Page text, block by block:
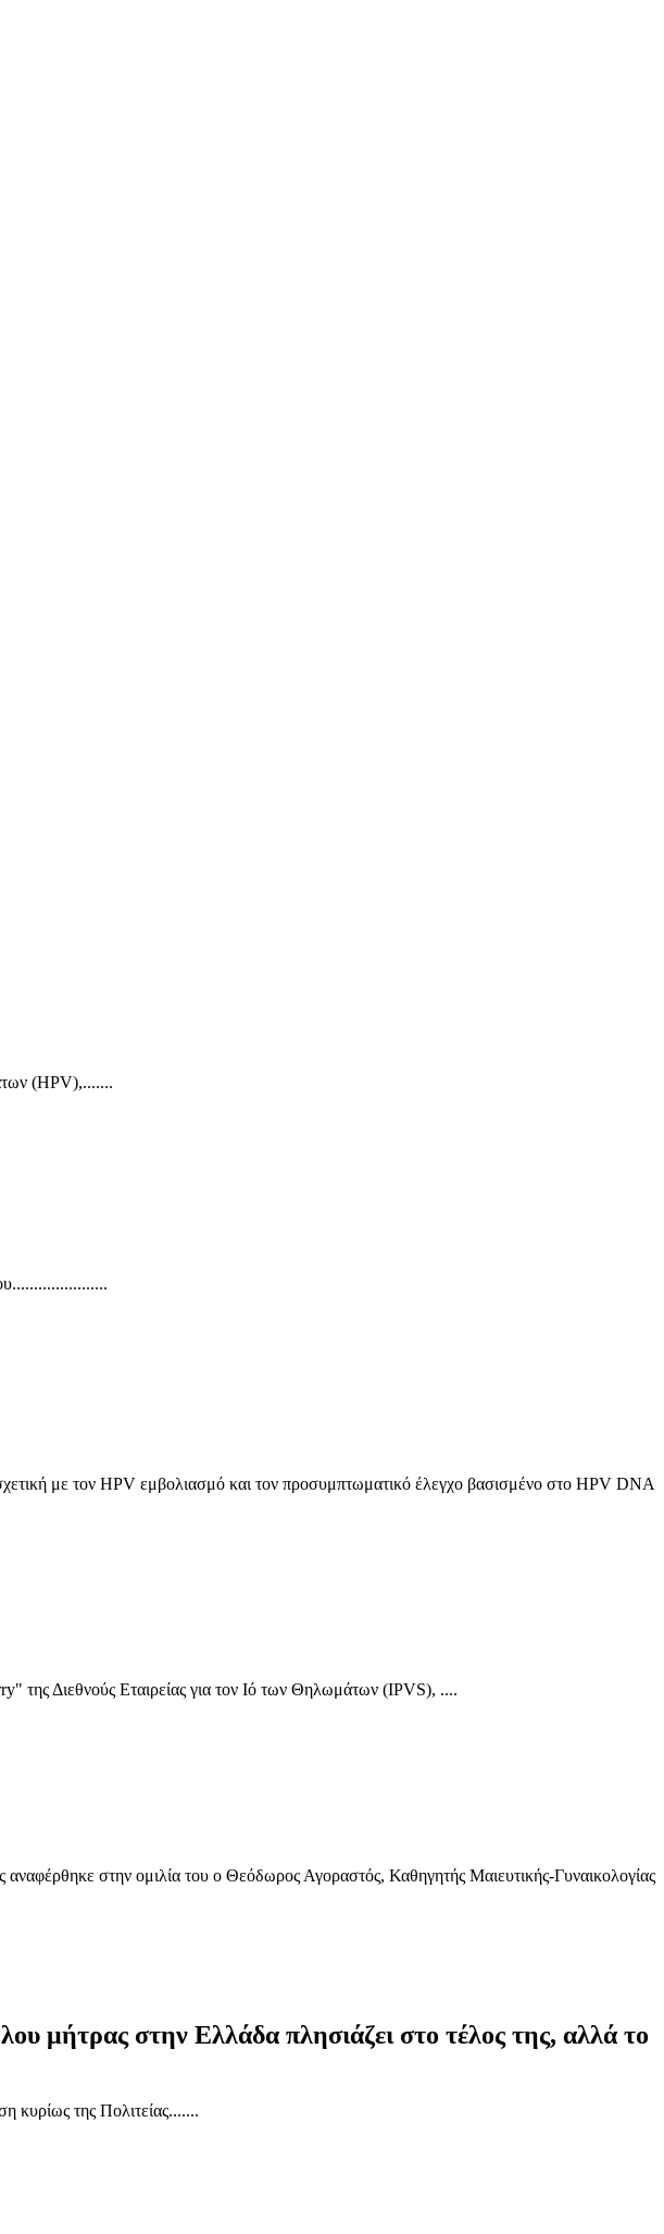
(HPV),.......
με τον HPV εμβολιασμό και τον προσυμπτωματικό έλεγχο βασισμένο στο HPV DNA
της Διεθνούς Εταιρείας για τον Ιό των Θηλωμάτων (IPVS), ....
στην ομιλία του ο Θεόδωρος Αγοραστός, Καθηγητής Mαιευτικής-Γυναικολογίας
μήτρας στην Ελλάδα πλησιάζει στο τέλος της, αλλά το
κυρίως της Πολιτείας.......